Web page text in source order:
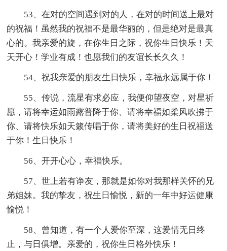
53、在对的空间遇到对的人，在对的时间送上最对
的祝福！虽然我的祝福不是最华丽的，但是绝对是最真
心的。我亲爱的旋，在你生日之际，祝你生日快乐！天
天开心！学业有成！也愿我们的友谊长长久久！
54、祝我亲爱的朋友生日快乐，幸福永远属于你！
55、传说，流星有求必应，我便仰望夜空，对星祈
愿，请将幸运如雨露普降于你、请将幸福如柔风吹拂于
你、请将快乐如天籁传唱于你，请将美好的生日祝福送
于你！生日快乐！
56、开开心心，幸福快乐。
57、世上若有诤友，那就是如你对我那样关怀的兄
弟姐妹。我的挚友，祝生日愉悦，新的一年中好运健康
愉悦！
58、曾知道，有一个人爱你至深，这爱情无日终
止，与日俱增。亲爱的，祝你生日格外快乐！